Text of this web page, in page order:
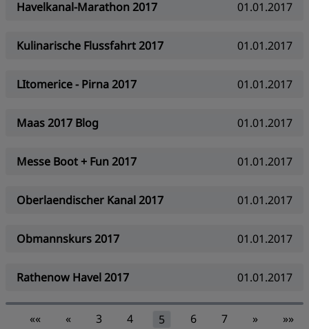
Havelkanal-Marathon 2017 01.01.2017
Kulinarische Flussfahrt 2017 01.01.2017
LItomerice - Pirna 2017 01.01.2017
Maas 2017 Blog 01.01.2017
Messe Boot + Fun 2017 01.01.2017
Oberlaendischer Kanal 2017 01.01.2017
Obmannskurs 2017 01.01.2017
Rathenow Havel 2017 01.01.2017
«« « 3 4 5 6 7 » »»